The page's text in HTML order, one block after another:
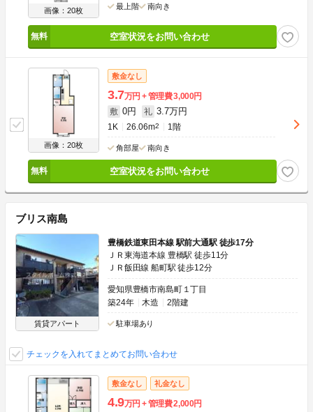
画像：20枚
最上階 南向き
空室状況をお問い合わせ
画像：20枚
敷金なし
3.7万円 管理費3,000円
敷 0円 礼 3.7万円
1K 26.06m2 1階
角部屋 南向き
空室状況をお問い合わせ
ブリス南島
賃貸アパート
豊橋鉄道東田本線 駅前大通駅 徒歩17分
ＪＲ東海道本線 豊橋駅 徒歩11分
ＪＲ飯田線 船町駅 徒歩12分
愛知県豊橋市南島町１丁目
築24年
木造 2階建
駐車場あり
チェックを入れてまとめてお問い合わせ
敷金なし 礼金なし
4.9万円 管理費2,000円